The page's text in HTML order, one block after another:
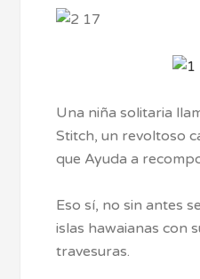
Una niña solitaria
Stitch, un revoltoso
que Ayuda a
Eso sí, no sin antes
islas hawaianas con
travesuras.